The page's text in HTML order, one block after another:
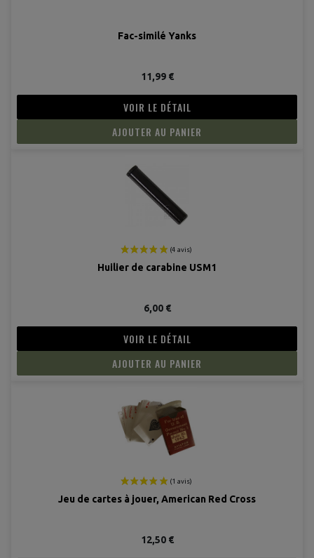
(1 avis)
Fac-similé Yanks
11,99 €
VOIR LE DÉTAIL
AJOUTER AU PANIER
Huilier de carabine USM1
6,00 €
VOIR LE DÉTAIL
AJOUTER AU PANIER
Jeu de cartes à jouer, American Red Cross
12,50 €